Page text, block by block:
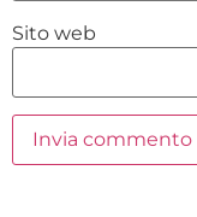
Sito web